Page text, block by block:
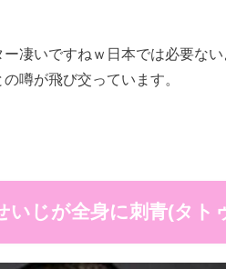
ー凄いですねｗ日本では必要な
噂が飛び交っています。
いじが全身に刺青(タト